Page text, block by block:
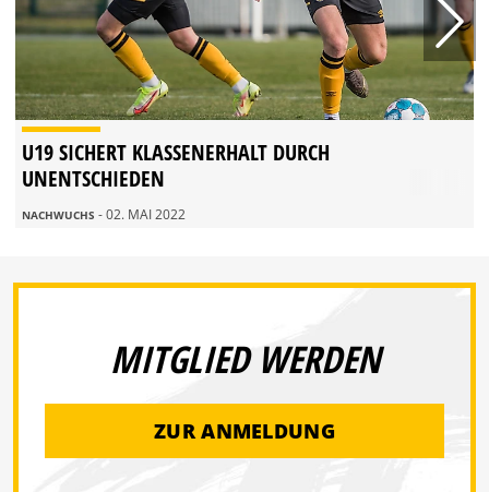
U19 SICHERT KLASSENERHALT DURCH
UNENTSCHIEDEN
NACHWUCHS - 02. MAI 2022
MITGLIED WERDEN
ZUR ANMELDUNG